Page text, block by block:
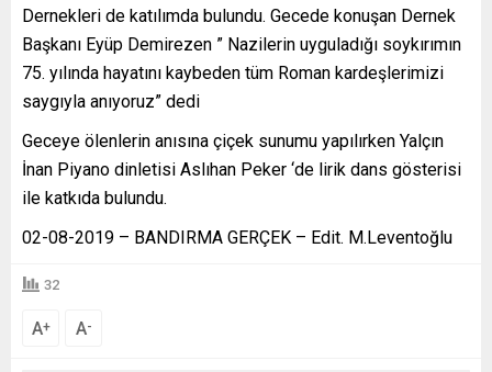
Dernekleri de katılımda bulundu. Gecede konuşan Dernek
Başkanı Eyüp Demirezen ” Nazilerin uyguladığı soykırımın
75. yılında hayatını kaybeden tüm Roman kardeşlerimizi
saygıyla anıyoruz” dedi
Geceye ölenlerin anısına çiçek sunumu yapılırken Yalçın
İnan Piyano dinletisi Aslıhan Peker ‘de lirik dans gösterisi
ile katkıda bulundu.
02-08-2019 – BANDIRMA GERÇEK – Edit. M.Leventoğlu
32
A+ A-